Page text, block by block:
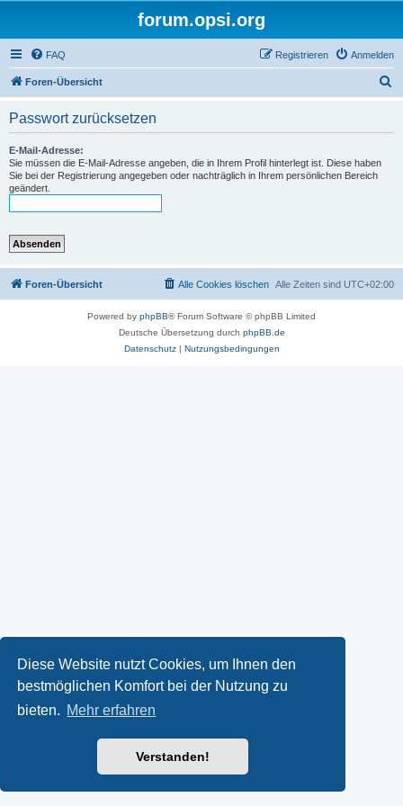
Diese Website nutzt Cookies, um Ihnen den
bestmöglichen Komfort bei der Nutzung zu
bieten. Mehr erfahren
Verstanden!
forum.opsi.org
FAQ Anmelden
Registrieren
Foren-Übersicht
Passwort zurücksetzen
E-Mail-Adresse:
Sie müssen die E-Mail-Adresse angeben, die in Ihrem Profil hinterlegt ist. Diese haben
Sie bei der Registrierung angegeben oder nachträglich in Ihrem persönlichen Bereich
geändert.
Foren-Übersicht Alle Zeiten sind UTC+02:00
Alle Cookies löschen
Powered by phpBB® Forum Software © phpBB Limited
Deutsche Übersetzung durch phpBB.de
Datenschutz| Nutzungsbedingungen